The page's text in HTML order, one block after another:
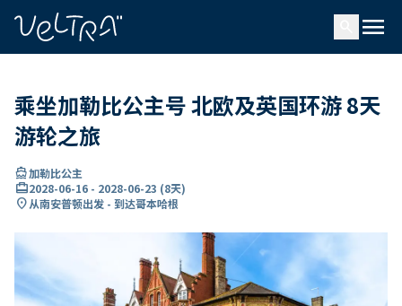
menu
乘坐加勒比公主号 北欧及英国环游 8天
游轮之旅
directions_boat加勒比公主
card_travel2028-06-16 - 2028-06-23 (8天)
location_on从南安普顿出发 - 到达哥本哈根